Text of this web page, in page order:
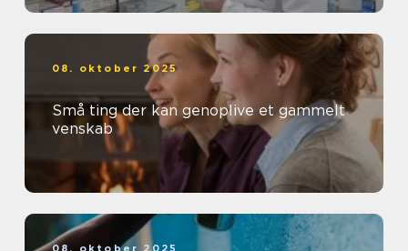
08. oktober 2025
Små ting der kan genoplive et gammelt
venskab
08. oktober 2025